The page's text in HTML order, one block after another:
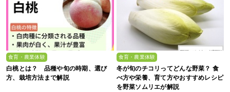
食育・農業体験
白桃とは？ 品種や旬の時期、選び
方、栽培方法まで解説
食育・農業体験
冬が旬のチコリってどんな野菜？ 食
べ方や栄養、育て方やおすすめレシピ
を野菜ソムリエが解説